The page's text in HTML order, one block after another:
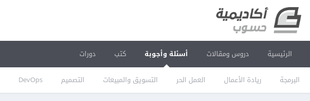
الرئيسية دروس ومقالات أسئلة وأجوبة
البرمجة ريادة الأعمال العمل الحر التسويق والمبيعات التصميم DevOps
كتب دورات